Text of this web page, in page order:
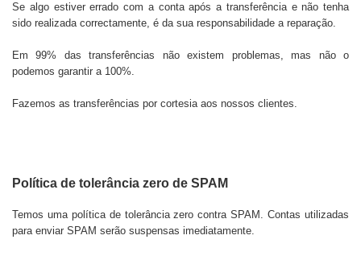
Se algo estiver errado com a conta após a transferência e não tenha
sido realizada correctamente, é da sua responsabilidade a reparação.
Em 99% das transferências não existem problemas, mas não o
podemos garantir a 100%.
Fazemos as transferências por cortesia aos nossos clientes.
Política de tolerância zero de SPAM
Temos uma política de tolerância zero contra SPAM. Contas utilizadas
para enviar SPAM serão suspensas imediatamente.